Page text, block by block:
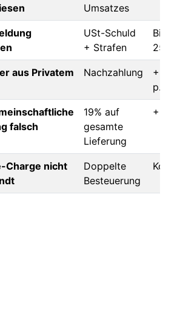
Umsatzes
USt-Schuld
+ Strafen
Bis
aus Privatem Nachzahlung
+
p.a.
falsch
19% auf
gesamte
Lieferung
+
Charge nicht
Doppelte
Besteuerung